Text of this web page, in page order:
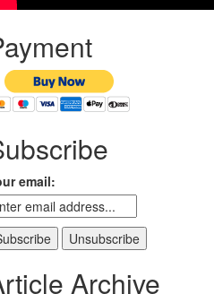
email:
Archive